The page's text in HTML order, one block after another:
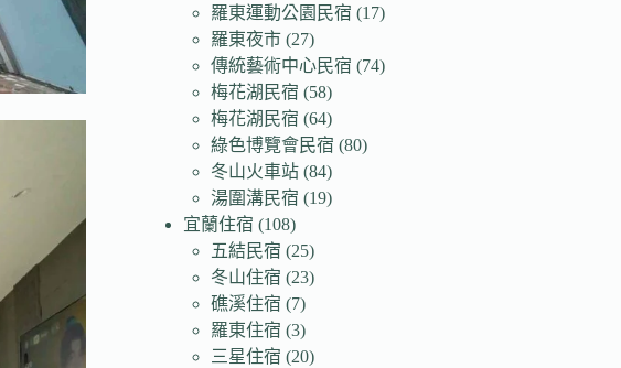
羅東運動公園民宿 (17)
羅東夜市 (27)
傳統藝術中心民宿 (74)
梅花湖民宿 (58)
梅花湖民宿 (64)
綠色博覽會民宿 (80)
冬山火車站 (84)
湯圍溝民宿 (19)
宜蘭住宿 (108)
五結民宿 (25)
冬山住宿 (23)
礁溪住宿 (7)
羅東住宿 (3)
三星住宿 (20)